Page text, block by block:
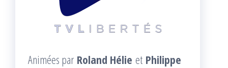
Animées par Roland Hélie et Philippe